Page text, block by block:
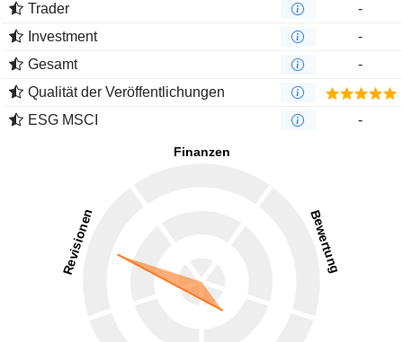
Trader
-
Investment
-
Gesamt
-
Qualität der Veröffentlichungen
ESG MSCI
-